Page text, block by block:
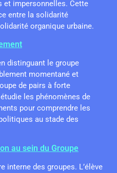
impersonnelles. Cette
entre la solidarité
organique urbaine.
distinguant le groupe
momentané et
de pairs à forte
les phénomènes de
pour comprendre les
au stade des
au sein du Groupe
interne des groupes. L’élève